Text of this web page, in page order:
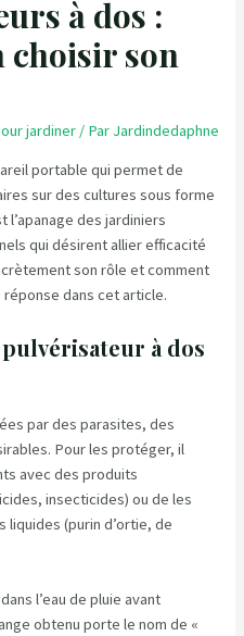
à dos :
choisir son
jardiner / Par Jardindedaphne
portable qui permet de
sur des cultures sous forme
des jardiniers
qui désirent allier efficacité
son rôle et comment
dans cet article.
à dos
par des parasites, des
Pour les protéger, il
avec des produits
insecticides) ou de les
(purin d’ortie, de
l’eau de pluie avant
obtenu porte le nom de «